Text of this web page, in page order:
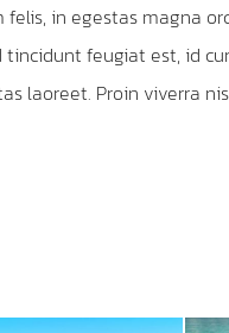
in egestas magna
feugiat est, id
laoreet. Proin viverra